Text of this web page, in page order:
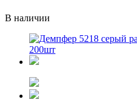
В наличии